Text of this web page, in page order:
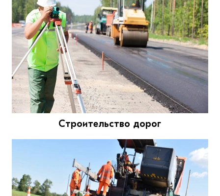
Строительство дорог